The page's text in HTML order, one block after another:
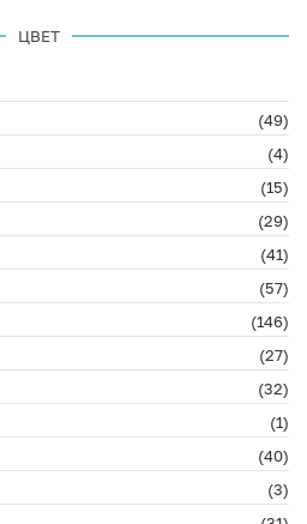
ЦВЕТ
(49)
(4)
(15)
(29)
(41)
(57)
(146)
(27)
(32)
(1)
(40)
(3)